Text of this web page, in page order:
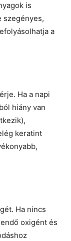
is
szegényes,
a
Ha a napi
hiány van
keratint
Ha nincs
oxigént és